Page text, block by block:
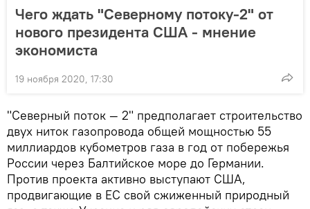
Чего ждать "Северному потоку-2" от
нового президента США - мнение
экономиста
19 ноября 2020, 17:30
"Северный поток — 2" предполагает строительство
двух ниток газопровода общей мощностью 55
миллиардов кубометров газа в год от побережья
России через Балтийское море до Германии.
Против проекта активно выступают США,
продвигающие в ЕС свой сжиженный природный